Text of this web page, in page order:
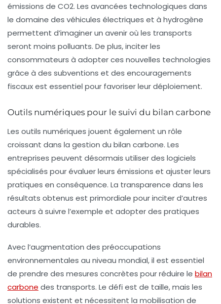
émissions de CO2. Les avancées technologiques dans
le domaine des véhicules électriques et à hydrogène
permettent d’imaginer un avenir où les transports
seront moins polluants. De plus, inciter les
consommateurs à adopter ces nouvelles technologies
grâce à des subventions et des encouragements
fiscaux est essentiel pour favoriser leur déploiement.
Outils numériques pour le suivi du bilan carbone
Les outils numériques jouent également un rôle
croissant dans la gestion du bilan carbone. Les
entreprises peuvent désormais utiliser des logiciels
spécialisés pour évaluer leurs émissions et ajuster leurs
pratiques en conséquence. La transparence dans les
résultats obtenus est primordiale pour inciter d’autres
acteurs à suivre l’exemple et adopter des pratiques
durables.
Avec l’augmentation des préoccupations
environnementales au niveau mondial, il est essentiel
de prendre des mesures concrètes pour réduire le bilan
carbone des transports. Le défi est de taille, mais les
solutions existent et nécessitent la mobilisation de